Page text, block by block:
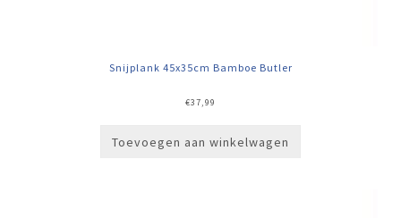
Snijplank 45x35cm Bamboe Butler
€37,99
Toevoegen aan winkelwagen